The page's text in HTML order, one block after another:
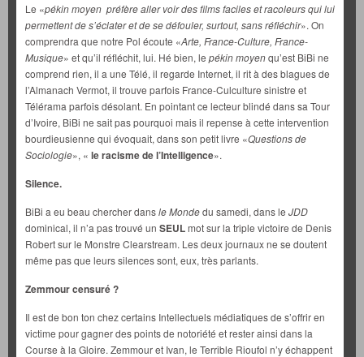
Le «pékin moyen préfère aller voir des films faciles et racoleurs qui lui
permettent de s’éclater et de se défouler, surtout, sans réfléchir». On
comprendra que notre Pol écoute «Arte, France-Culture, France-
Musique» et qu’il réfléchit, lui. Hé bien, le pékin moyenqu’est BiBi ne
comprend rien, il a une Télé, il regarde Internet, il rit à des blagues de
l’Almanach Vermot, il trouve parfois France-Culculture sinistre et
Télérama parfois désolant. En pointant ce lecteur blindé dans sa Tour
d’Ivoire, BiBi ne sait pas pourquoi mais il repense à cette intervention
bourdieusienne qui évoquait, dans son petit livre «Questions de
Sociologie», « le racisme de l’Intelligence».
Silence.
BiBi a eu beau chercher dansle Mondedu samedi, dans le JDD
dominical, il n’a pas trouvé un SEULmot sur la triple victoire de Denis
Robert sur le Monstre Clearstream. Les deux journaux ne se doutent
même pas que leurs silences sont, eux, très parlants.
Zemmour censuré ?
Il est de bon ton chez certains Intellectuels médiatiques de s’offrir en
victime pour gagner des points de notoriété et rester ainsi dans la
Course à la Gloire. Zemmour et Ivan, le Terrible Rioufol n’y échappent